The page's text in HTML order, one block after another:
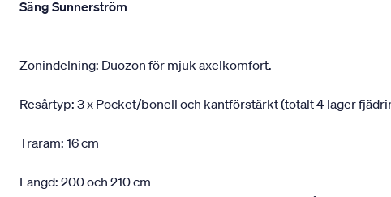
Säng Sunnerström
Zonindelning: Duozon för mjuk axelkomfort.
Resårtyp: 3 x Pocket/bonell och kantförstärkt (totalt 4 lager
Träram: 16 cm
Längd: 200 och 210 cm